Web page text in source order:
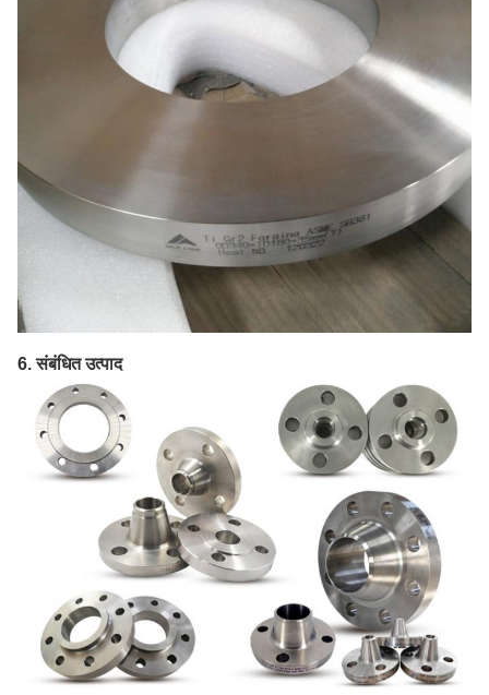
6. संबंधित उत्पाद